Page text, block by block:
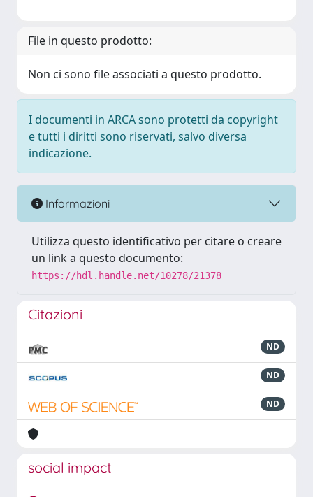
File in questo prodotto:
Non ci sono file associati a questo prodotto.
I documenti in ARCA sono protetti da copyright
e tutti i diritti sono riservati, salvo diversa
indicazione.
Informazioni
Utilizza questo identificativo per citare o creare
un link a questo documento:
https://hdl.handle.net/10278/21378
Citazioni
ND
ND
ND
social impact